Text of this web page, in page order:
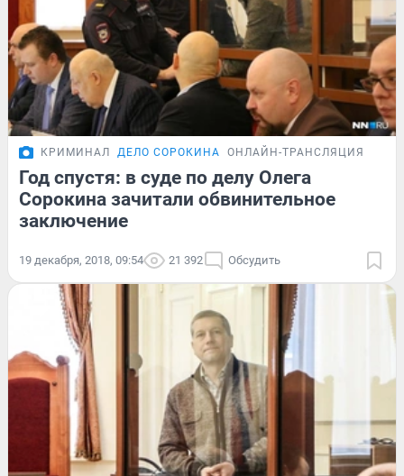
КРИМИНАЛ ДЕЛО СОРОКИНА ОНЛАЙН-ТРАНСЛЯЦИЯ
Год спустя: в суде по делу Олега
Сорокина зачитали обвинительное
заключение
19 декабря, 2018, 09:54 21 392 Обсудить